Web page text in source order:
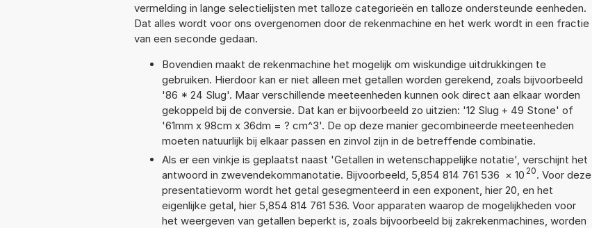
vermelding in lange selectielijsten met talloze categorieën en talloze ondersteunde eenheden.
Dat alles wordt voor ons overgenomen door de rekenmachine en het werk wordt in een fractie
van een seconde gedaan.
Bovendien maakt de rekenmachine het mogelijk om wiskundige uitdrukkingen te
gebruiken. Hierdoor kan er niet alleen met getallen worden gerekend, zoals bijvoorbeeld
'86 * 24 Slug'. Maar verschillende meeteenheden kunnen ook direct aan elkaar worden
gekoppeld bij de conversie. Dat kan er bijvoorbeeld zo uitzien: '12 Slug + 49 Stone' of
'61mm x 98cm x 36dm = ? cm^3'. De op deze manier gecombineerde meeteenheden
moeten natuurlijk bij elkaar passen en zinvol zijn in de betreffende combinatie.
Als er een vinkje is geplaatst naast 'Getallen in wetenschappelijke notatie', verschijnt het
antwoord in zwevendekommanotatie. Bijvoorbeeld, 5,854 814 761 536 × 10 20. Voor deze
presentatievorm wordt het getal gesegmenteerd in een exponent, hier 20, en het
eigenlijke getal, hier 5,854 814 761 536. Voor apparaten waarop de mogelijkheden voor
het weergeven van getallen beperkt is, zoals bijvoorbeeld bij zakrekenmachines, worden